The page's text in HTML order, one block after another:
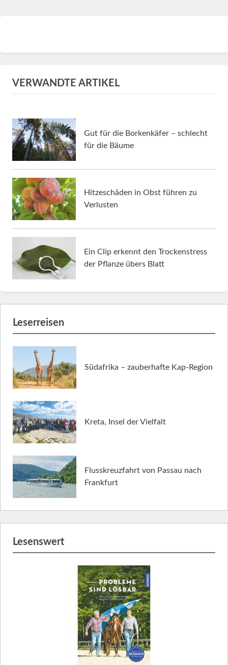
VERWANDTE ARTIKEL
Gut für die Borkenkäfer – schlecht
für die Bäume
Hitzeschäden in Obst führen zu
Verlusten
Ein Clip erkennt den Trockenstress
der Pflanze übers Blatt
Leserreisen
Südafrika – zauberhafte Kap-Region
Kreta, Insel der Vielfalt
Flusskreuzfahrt von Passau nach
Frankfurt
Lesenswert